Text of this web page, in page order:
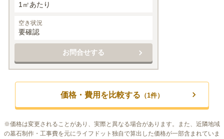
1㎡あたり
空き状況
要確認
お問合せする
価格・費用を比較する （1件）
※価格は変更されることがあり、実際と異なる場合があります。また、近隣地域
の墓石制作・工事費を元にライフドット独自で算出した価格が一部含まれていま